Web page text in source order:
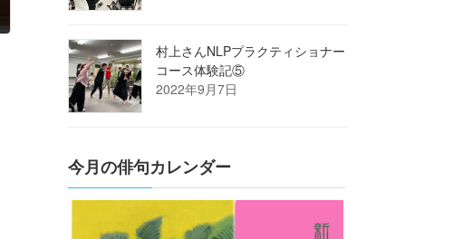
村上さんNLPプラクティショナー
コース体験記⑤
2022年9月7日
今月の俳句カレンダー